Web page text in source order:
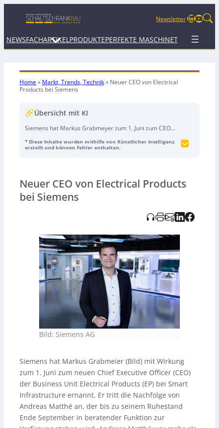
NewsletterLinkedIn
NEWSFACHARTIKEL PRODUKTEPERFEKTE MASCHINETERMINE
Home» Markt, Trends, Technik» Neuer CEO von Electrical
Products bei Siemens
Übersicht mit KI
Siemens hat Markus Grabmeyer zum 1. Juni zum CEO
Infrastructure ernannt. Er folgt auf Andreas Mattei, der
Vorgängerorganisation) seit Oktober 2010, zuvor unter
anderem in Führungsrollen in Südafrika und China.
* Diese Inhalte wurden mithilfe von Künstlicher Intelligenz
erstellt und können Fehler enthalten.
Neuer CEO von Electrical Products
bei Siemens
Bild: Siemens AG
Siemens hat Markus Grabmeier (Bild) mit Wirkung
zum 1. Juni zum neuen Chief Executive Officer (CEO)
der Business Unit Electrical Products (EP) bei Smart
Infrastructure ernannt. Er tritt die Nachfolge von
Andreas Matthé an, der bis zu seinem Ruhestand
Ende September in beratender Funktion zur